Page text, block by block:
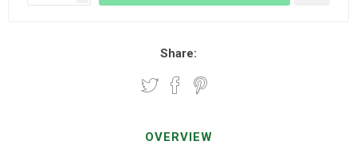
Share:
OVERVIEW